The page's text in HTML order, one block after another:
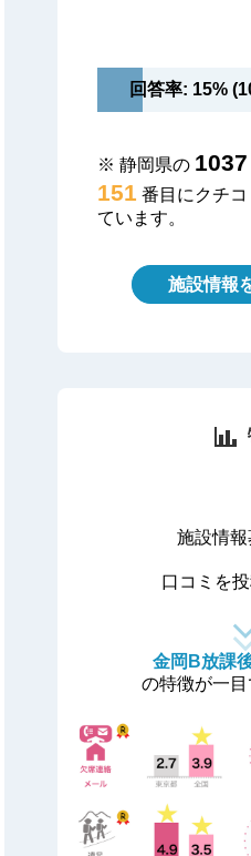
回答率: 15%
※ 静岡県の 1037
151 番目にクチ
ています。
施設情報
施設情報
口コミを
金岡B放課
の特徴が一